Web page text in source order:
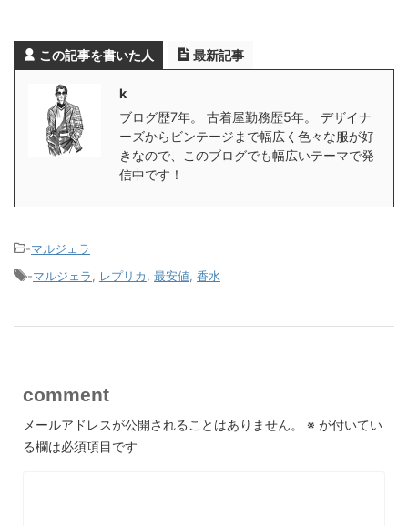
この記事を書いた人 最新記事
k
ブログ歴7年。 古着屋勤務歴5年。 デザイナ
ーズからビンテージまで幅広く色々な服が好
きなので、このブログでも幅広いテーマで発
信中です！
-マルジェラ
-マルジェラ レプリカ 最安値 香水
comment
メールアドレスが公開されることはありません。 ※ が付いてい
る欄は必須項目です